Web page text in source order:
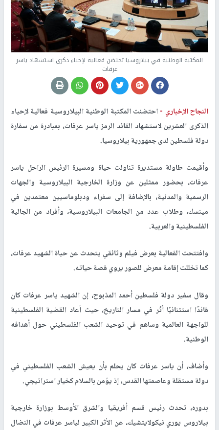
المكتبة الوطنية في بيلاروسيا تحتضن فعالية لإحياء ذكرى استشهاد ياسر
عرفات
النجاح الإخباري -احتضنت المكتبة الوطنية البيلاروسية فعالية لإحياء
الذكرى العشرين لاستشهاد القائد الرمز ياسر عرفات، بمبادرة من سفارة
دولة فلسطين لدى جمهورية بيلاروسيا.
وأقيمت طاولة مستديرة تناولت حياة ومسيرة الرئيس الراحل ياسر
عرفات، بحضور ممثلين عن وزارة الخارجية البيلاروسية والجهات
الرسمية والمدنية، بالإضافة إلى سفراء ودبلوماسيين معتمدين في
مينسك، وطلاب عدد من الجامعات البيلاروسية، وأفراد من الجالية
الفلسطينية والعربية.
وافتتحت الفعالية بعرض فيلم وثائقي يتحدث عن حياة الشهيد عرفات،
كما تخللت إقامة معرض للصور يروي قصة حياته.
وقال سفير دولة فلسطين أحمد المذبوح، إن الشهيد ياسر عرفات كان
قائدًا استثنائيًا أثّر في مسار التاريخ، حيث أعاد القضية الفلسطينية
للواجهة العالمية وساهم في توحيد الشعب الفلسطيني حول أهدافه
الوطنية.
وأضاف، أن ياسر عرفات كان يحلم بأن يعيش الشعب الفلسطيني في
دولة مستقلة وعاصمتها القدس، إذ يؤمن بالسلام كخيار استراتيجي.
بدوره، تحدث رئيس قسم أفريقيا والشرق الأوسط بوزارة خارجية
بيلاروس يوري نيكولايتشيك، عن الأثر الكبير لياسر عرفات في النضال